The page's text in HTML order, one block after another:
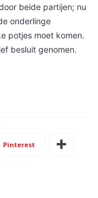
beide partijen; nu
onderlinge
potjes moet komen.
besluit genomen.
Pinterest